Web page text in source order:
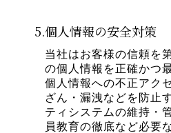
5.個人情報の安全対策
当社はお客様の信頼を
の個人情報を正確かつ
個人情報への不正アク
ざん・漏洩などを防止
ティシステムの維持・
員教育の徹底など必要